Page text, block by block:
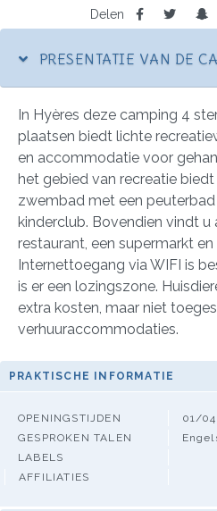
Delen
PRESENTATIE VAN DE
In Hyères deze camping 4
plaatsen biedt lichte
en accommodatie voor
het gebied van recreatie
zwembad met een
kinderclub. Bovendien vindt u
restaurant, een supermarkt
Internettoegang via WIFI is
is er een lozingszone.
extra kosten, maar niet
verhuuraccommodaties.
PRAKTISCHE INFORMATIE
OPENINGSTIJDEN
01/
GESPROKEN TALEN
LABELS
AFFILIATIES